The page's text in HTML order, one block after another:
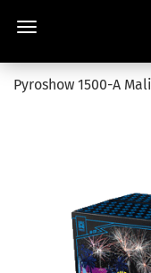
Pyroshow 1500-A